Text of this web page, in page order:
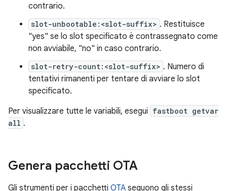
contrario.
slot-unbootable:<slot-suffix> . Restituisce
"yes" se lo slot specificato è contrassegnato come
non avviabile, "no" in caso contrario.
slot-retry-count:<slot-suffix> . Numero di
tentativi rimanenti per tentare di avviare lo slot
specificato.
Per visualizzare tutte le variabili, esegui fastboot getvar
all .
Genera pacchetti OTA
Gli strumenti per i pacchetti OTA seguono gli stessi